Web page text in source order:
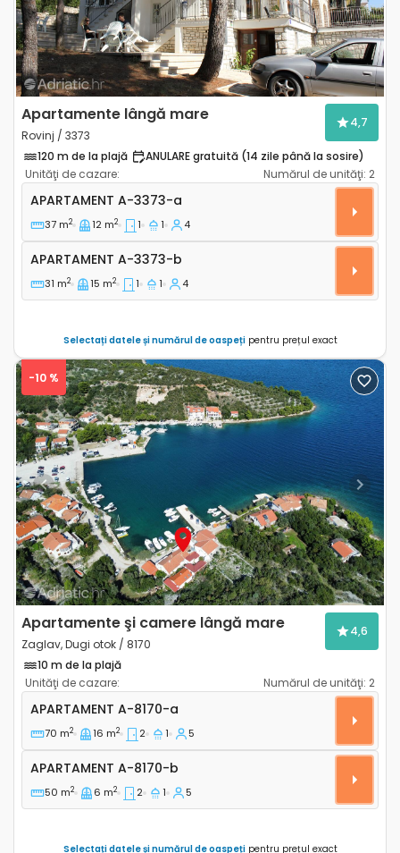
Apartamente lângă mare
Rovinj / 3373
4,7
120 m de la plajă
ANULARE gratuită (14 zile până la sosire)
Unităţi de cazare:
Numărul de unităţi: 2
Apartament cu o cameră Rovinj A-3373-a
APARTAMENT A-3373-a
37 m2 12 m2 1 1 4
Apartament A-3373-b
APARTAMENT A-3373-b
31 m2 15 m2 1 1 4
Selectați datele și numărul de oaspețipentru prețul exact
Previous Next
-10 %
Apartamente şi camere lângă mare
Zaglav, Dugi otok / 8170
4,6
10 m de la plajă
Unităţi de cazare:
Numărul de unităţi: 2
Apartament cu două camere Zaglav, Dugi otok A-
APARTAMENT A-8170-a
70 m2 16 m2 2 1 5
Apartament A-8170-b
APARTAMENT A-8170-b
50 m2 6 m2 2 1 5
Selectați datele și numărul de oaspețipentru prețul exact